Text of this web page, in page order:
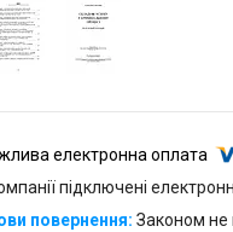
підключені
Законом не